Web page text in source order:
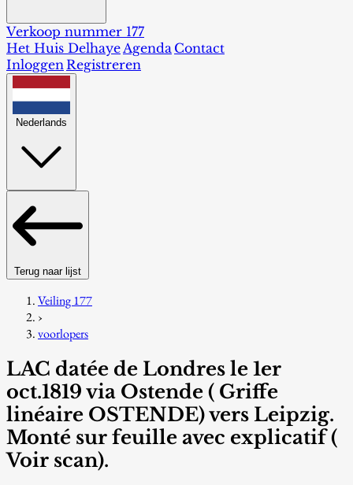
Verkoop nummer 177
Het Huis DelhayeAgenda Contact
InloggenRegistreren
Nederlands
Terug naar lijst
Veiling 177
›
voorlopers
LAC datée de Londres le 1er
oct.1819 via Ostende ( Griffe
linéaire OSTENDE) vers Leipzig.
Monté sur feuille avec explicatif (
Voir scan).